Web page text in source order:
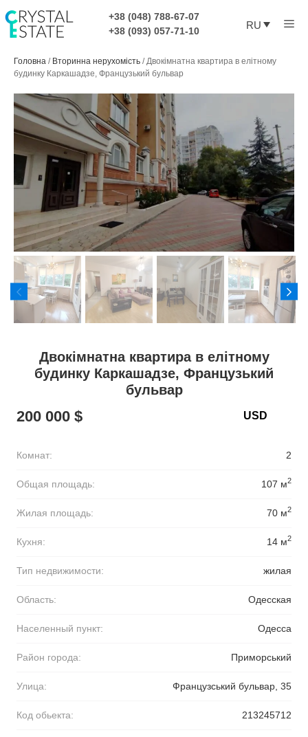
содержимому
+38 (048) 788-67-07
+38 (093) 057-71-10
RU
Головна / Вторинна нерухомість /Двокімнатна квартира в елітному
будинку Каркашадзе, Французький бульвар
Двокімнатна квартира в елітному
будинку Каркашадзе, Французький
бульвар
200 000 $
Комнат: 2
Общая площадь: 107 м2
Жилая площадь: 70 м2
Кухня: 14 м2
Тип недвижимости: жилая
Область: Одесская
Населенный пункт: Одесса
Район города: Приморський
Улица: Французський бульвар, 35
Код обьекта: 213245712